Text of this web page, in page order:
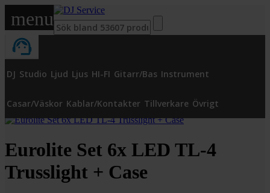
menu
DJ Studio Ljud Ljus HI-FI Gitarr/Bas Instrument
Casar/Väskor Kablar/Kontakter Tillverkare Övrigt
Eurolite Set 6x LED TL-4
Trusslight + Case